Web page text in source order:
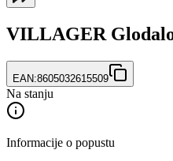
VILLAGER
EAN:8605032615509
Na stanju
Informacije o popustu